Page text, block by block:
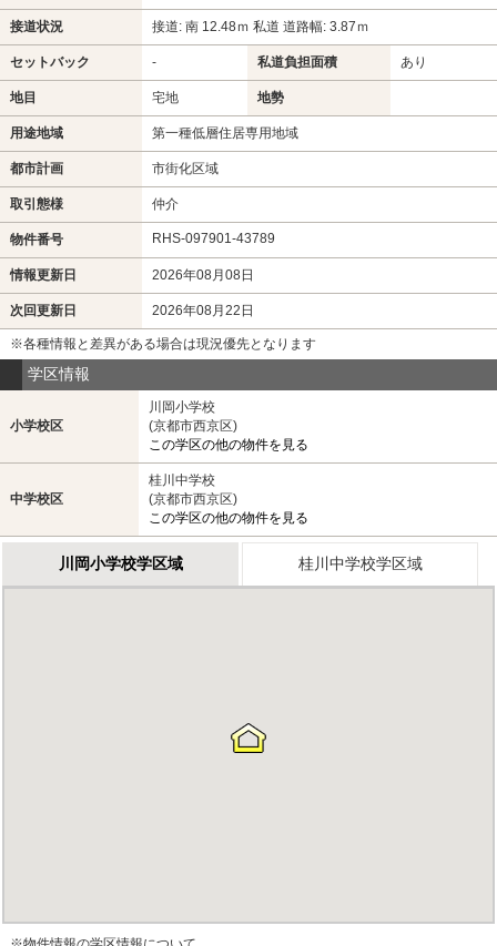
接道状況 接道: 南 12.48ｍ 私道 道路幅: 3.87ｍ
セットバック - 私道負担面積 あり
地目 宅地 地勢
用途地域 第一種低層住居専用地域
都市計画 市街化区域
取引態様 仲介
物件番号 RHS-097901-43789
情報更新日 2026年08月08日
次回更新日 2026年08月22日
※各種情報と差異がある場合は現況優先となります
学区情報
小学校区
川岡小学校
(京都市西京区)
この学区の他の物件を見る
中学校区
桂川中学校
(京都市西京区)
この学区の他の物件を見る
川岡小学校学区域 桂川中学校学区域